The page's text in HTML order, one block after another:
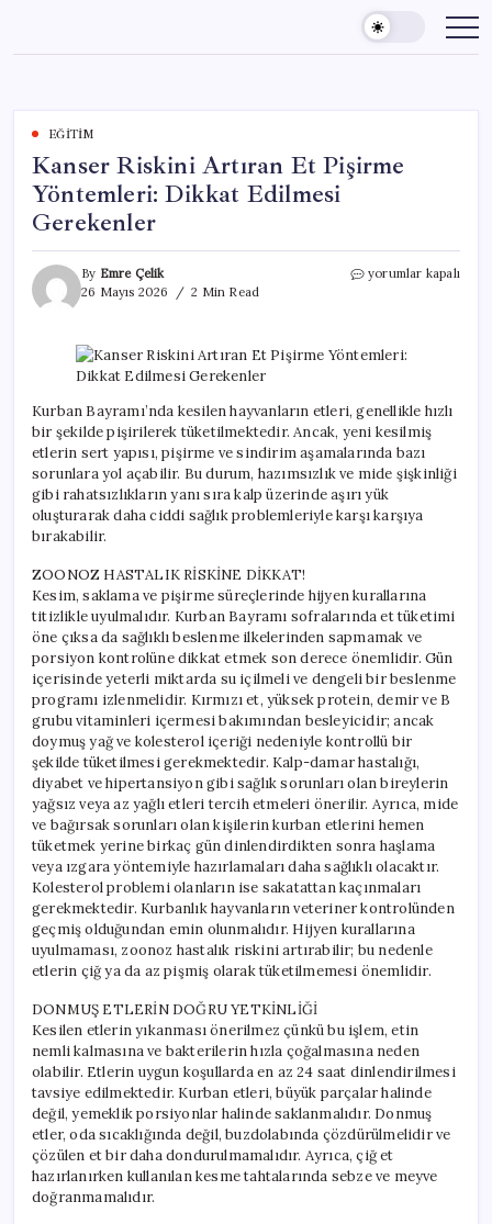
content
EĞITIM
Kanser Riskini Artıran Et Pişirme
Yöntemleri: Dikkat Edilmesi
Gerekenler
By Emre Çelik
26 Mayıs 2026
2 Min Read
Kanser
Pişirme
Yöntemleri:
Edilmesi
Gerekenler
için
yorumlar kapalı
Kurban Bayramı’nda kesilen hayvanların etleri, genellikle hızlı
bir şekilde pişirilerek tüketilmektedir. Ancak, yeni kesilmiş
etlerin sert yapısı, pişirme ve sindirim aşamalarında bazı
sorunlara yol açabilir. Bu durum, hazımsızlık ve mide şişkinliği
gibi rahatsızlıkların yanı sıra kalp üzerinde aşırı yük
oluşturarak daha ciddi sağlık problemleriyle karşı karşıya
bırakabilir.
ZOONOZ HASTALIK RİSKİNE DİKKAT!
Kesim, saklama ve pişirme süreçlerinde hijyen kurallarına
titizlikle uyulmalıdır. Kurban Bayramı sofralarında et tüketimi
öne çıksa da sağlıklı beslenme ilkelerinden sapmamak ve
porsiyon kontrolüne dikkat etmek son derece önemlidir. Gün
içerisinde yeterli miktarda su içilmeli ve dengeli bir beslenme
programı izlenmelidir. Kırmızı et, yüksek protein, demir ve B
grubu vitaminleri içermesi bakımından besleyicidir; ancak
doymuş yağ ve kolesterol içeriği nedeniyle kontrollü bir
şekilde tüketilmesi gerekmektedir. Kalp-damar hastalığı,
diyabet ve hipertansiyon gibi sağlık sorunları olan bireylerin
yağsız veya az yağlı etleri tercih etmeleri önerilir. Ayrıca, mide
ve bağırsak sorunları olan kişilerin kurban etlerini hemen
tüketmek yerine birkaç gün dinlendirdikten sonra haşlama
veya ızgara yöntemiyle hazırlamaları daha sağlıklı olacaktır.
Kolesterol problemi olanların ise sakatattan kaçınmaları
gerekmektedir. Kurbanlık hayvanların veteriner kontrolünden
geçmiş olduğundan emin olunmalıdır. Hijyen kurallarına
uyulmaması, zoonoz hastalık riskini artırabilir; bu nedenle
etlerin çiğ ya da az pişmiş olarak tüketilmemesi önemlidir.
DONMUŞ ETLERİN DOĞRU YETKİNLİĞİ
Kesilen etlerin yıkanması önerilmez çünkü bu işlem, etin
nemli kalmasına ve bakterilerin hızla çoğalmasına neden
olabilir. Etlerin uygun koşullarda en az 24 saat dinlendirilmesi
tavsiye edilmektedir. Kurban etleri, büyük parçalar halinde
değil, yemeklik porsiyonlar halinde saklanmalıdır. Donmuş
etler, oda sıcaklığında değil, buzdolabında çözdürülmelidir ve
çözülen et bir daha dondurulmamalıdır. Ayrıca, çiğ et
hazırlanırken kullanılan kesme tahtalarında sebze ve meyve
doğranmamalıdır.